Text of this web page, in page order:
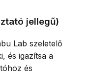
jellegű)
Lab szeletelő
és igazítsa a
és